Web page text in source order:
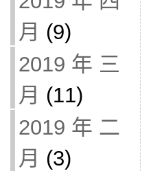
月 (9)
2019 年 三
月 (11)
2019 年 二
月 (3)